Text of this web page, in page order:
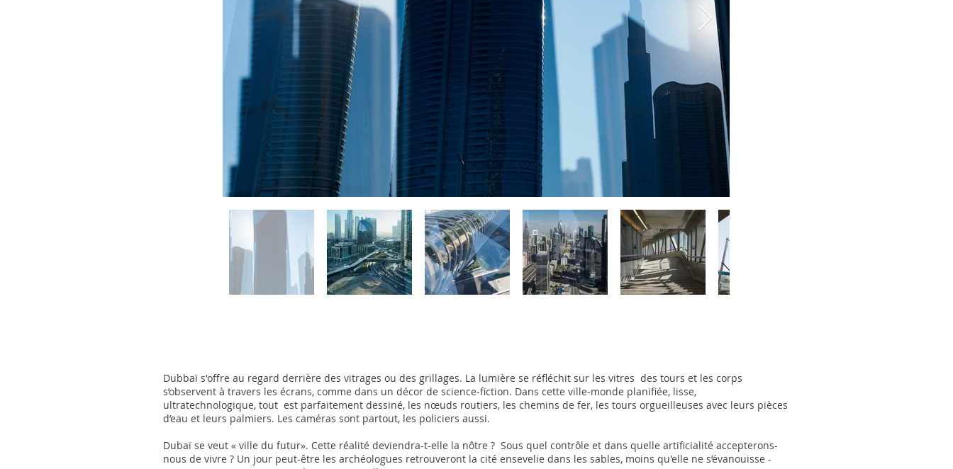
Dubbaï s'offre au regard derrière des vitrages ou des grillages. La lumière se réfléchit sur les vitres des tours et les corps
s’observent à travers les écrans, comme dans un décor de science‑fiction. Dans cette ville‑monde planifiée, lisse,
ultratechnologique, tout est parfaitement dessiné, les nœuds routiers, les chemins de fer, les tours orgueilleuses avec leurs pièces
d’eau et leurs palmiers. Les caméras sont partout, les policiers aussi.
Dubaï se veut « ville du futur». Cette réalité deviendra-t-elle la nôtre ? Sous quel contrôle et dans quelle artificialité accepterons-
nous de vivre ? Un jour peut-être les archéologues retrouveront la cité ensevelie dans les sables, moins qu'elle ne s’évanouisse -